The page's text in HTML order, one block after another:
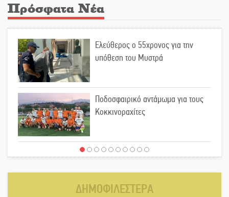
Πρόσφατα Νέα
Ελεύθερος ο 55χρονος για την
υπόθεση του Μυστρά
Ποδοσφαιρικό αντάμωμα για τους
Κοκκινοραχίτες
Μάχης συνέχεια των 310 για τη
ΔΗΜΟΦΙΛΕΣΤΕΡΑ